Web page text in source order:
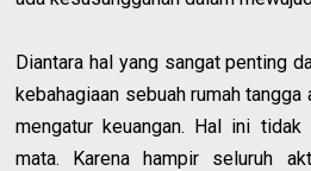
Diantara hal yang sangat penting
kebahagiaan sebuah rumah
mengatur keuangan. Hal ini
mata. Karena hampir seluruh